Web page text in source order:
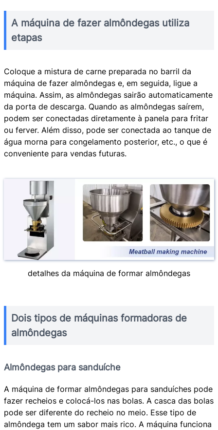
A máquina de fazer almôndegas utiliza
etapas
Coloque a mistura de carne preparada no barril da
máquina de fazer almôndegas e, em seguida, ligue a
máquina. Assim, as almôndegas sairão automaticamente
da porta de descarga. Quando as almôndegas saírem,
podem ser conectadas diretamente à panela para fritar
ou ferver. Além disso, pode ser conectada ao tanque de
água morna para congelamento posterior, etc., o que é
conveniente para vendas futuras.
detalhes da máquina de formar almôndegas
Dois tipos de máquinas formadoras de
almôndegas
Almôndegas para sanduíche
A máquina de formar almôndegas para sanduíches pode
fazer recheios e colocá-los nas bolas. A casca das bolas
pode ser diferente do recheio no meio. Esse tipo de
almôndega tem um sabor mais rico. A máquina funciona